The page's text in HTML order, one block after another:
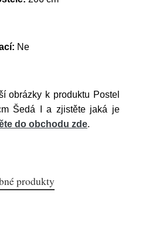
Ne
obrázky k produktu Postel
Šedá I a zjistěte jaká je
do obchodu zde.
produkty